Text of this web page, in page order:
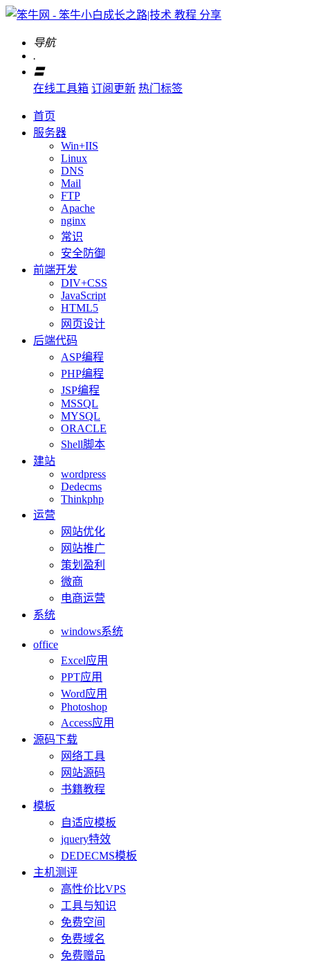
导航
.
〓
在线工具箱 订阅更新 热门标签
首页
服务器
Win+IIS
Linux
DNS
Mail
FTP
Apache
nginx
常识
安全防御
前端开发
DIV+CSS
JavaScript
HTML5
网页设计
后端代码
ASP编程
PHP编程
JSP编程
MSSQL
MYSQL
ORACLE
Shell脚本
建站
wordpress
Dedecms
Thinkphp
运营
网站优化
网站推广
策划盈利
微商
电商运营
系统
windows系统
office
Excel应用
PPT应用
Word应用
Photoshop
Access应用
源码下载
网络工具
网站源码
书籍教程
模板
自适应模板
jquery特效
DEDECMS模板
主机测评
高性价比VPS
工具与知识
免费空间
免费域名
免费赠品